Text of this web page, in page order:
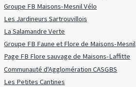
Groupe FB Maisons-Mesnil Vélo
Les Jardineurs Sartrouvillois
La Salamandre Verte
Groupe FB Faune et Flore de Maisons-Mesnil
Page FB Flore sauvage de Maisons-Laffitte
Communauté d'Agglomération CASGBS
Les Petites Cantines